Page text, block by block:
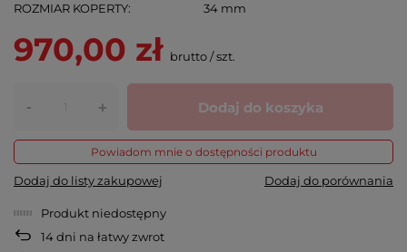
ROZMIAR KOPERTY
34 mm
970,00 zł brutto/szt.
- + Dodaj do koszyka
Powiadom mnie o dostępności produktu
Dodaj do listy zakupowej Dodaj do porównania
Produkt niedostępny
14dni na łatwy zwrot